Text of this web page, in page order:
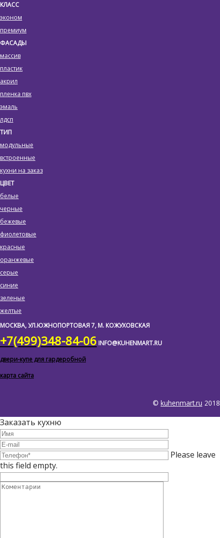
КЛАСС
эконом
премиум
ФАСАДЫ
массив
пластик
акрил
пленка пвх
эмаль
лдсп
ТИП
модульные
встроенные
кухни на заказ
ЦВЕТ
белые
черные
бежевые
фиолетовые
красные
оранжевые
серые
синие
зеленые
желтые
МОСКВА, УЛ.ЮЖНОПОРТОВАЯ 7, М. КОЖУХОВСКАЯ
+7(499)348-84-06 INFO@KUHENMART.RU
двери-купе для гардеробной
карта сайта
© kuhenmart.ru 2018
Заказать кухню
Please leave
this field empty.